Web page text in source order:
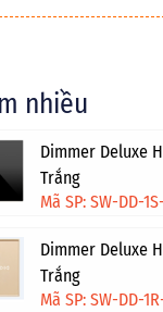
nhiều
Dimmer Deluxe
Trắng
Mã SP: SW-DD-
Dimmer Deluxe
Trắng
Mã SP: SW-DD-